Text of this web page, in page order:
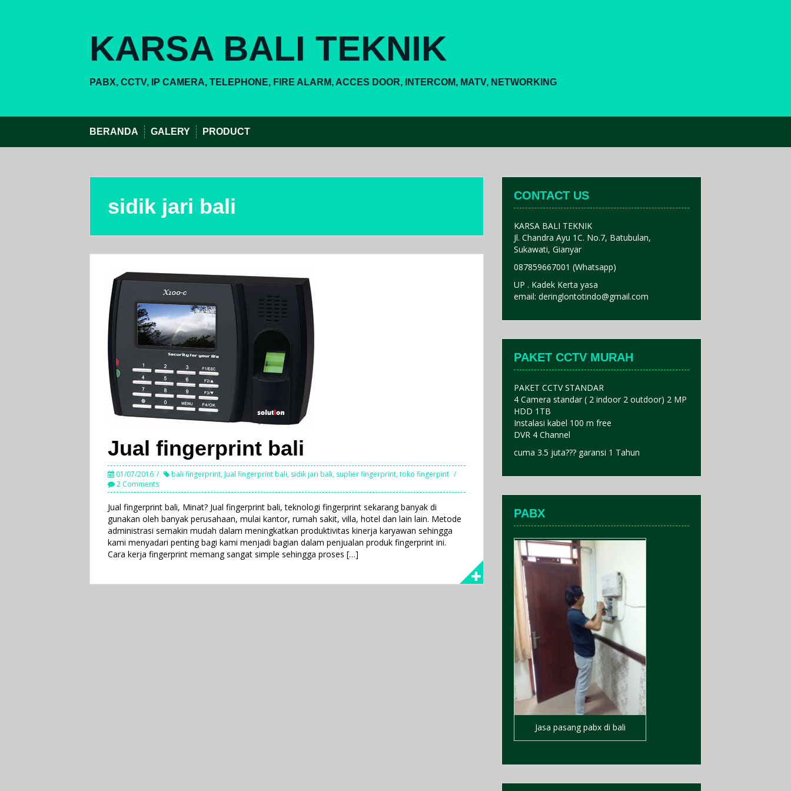
KARSA BALI TEKNIK
PABX, CCTV, IP CAMERA, TELEPHONE, FIRE ALARM, ACCES DOOR, INTERCOM, MATV, NETWORKING
BERANDA GALERY PRODUCT
sidik jari bali
Jual fingerprint bali
01/07/2016 bali fingerprint,Jual fingerprint bali, sidik jari bali, suplier fingerprint,toko fingerpint
2 Comments
Jual fingerprint bali, Minat? Jual fingerprint bali, teknologi fingerprint sekarang banyak di
gunakan oleh banyak perusahaan, mulai kantor, rumah sakit, villa, hotel dan lain lain. Metode
administrasi semakin mudah dalam meningkatkan produktivitas kinerja karyawan sehingga
kami menyadari penting bagi kami menjadi bagian dalam penjualan produk fingerprint ini.
Cara kerja fingerprint memang sangat simple sehingga proses […]
CONTACT US
KARSA BALI TEKNIK
Jl. Chandra Ayu 1C. No.7, Batubulan,
Sukawati, Gianyar
087859667001 (Whatsapp)
UP . Kadek Kerta yasa
email: deringlontotindo@gmail.com
PAKET CCTV MURAH
PAKET CCTV STANDAR
4 Camera standar ( 2 indoor 2 outdoor) 2 MP
HDD 1TB
Instalasi kabel 100 m free
DVR 4 Channel
cuma 3.5 juta??? garansi 1 Tahun
PABX
Jasa pasang pabx di bali